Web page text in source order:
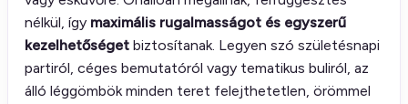
nélkül, így maximális rugalmasságot és egyszerű
kezelhetőséget biztosítanak. Legyen szó születésnapi
partiról, céges bemutatóról vagy tematikus buliról, az
álló léggömbök minden teret felejthetetlen, örömmel